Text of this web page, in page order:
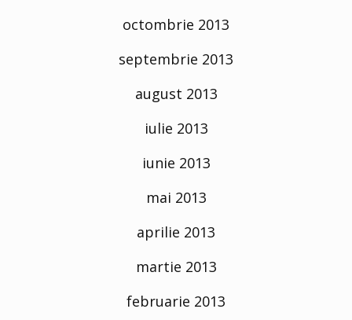
octombrie 2013
septembrie 2013
august 2013
iulie 2013
iunie 2013
mai 2013
aprilie 2013
martie 2013
februarie 2013